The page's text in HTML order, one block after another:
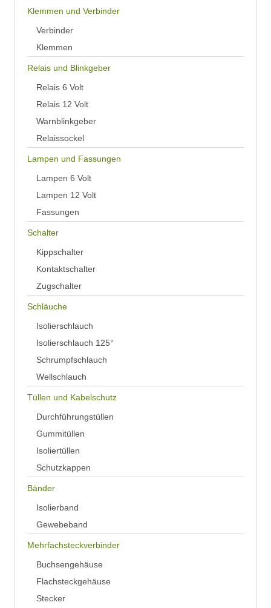
Klemmen und Verbinder
Verbinder
Klemmen
Relais und Blinkgeber
Relais 6 Volt
Relais 12 Volt
Warnblinkgeber
Relaissockel
Lampen und Fassungen
Lampen 6 Volt
Lampen 12 Volt
Fassungen
Schalter
Kippschalter
Kontaktschalter
Zugschalter
Schläuche
Isolierschlauch
Isolierschlauch 125°
Schrumpfschlauch
Wellschlauch
Tüllen und Kabelschutz
Durchführungstüllen
Gummitüllen
Isoliertüllen
Schutzkappen
Bänder
Isolierband
Gewebeband
Mehrfachsteckverbinder
Buchsengehäuse
Flachsteckgehäuse
Stecker